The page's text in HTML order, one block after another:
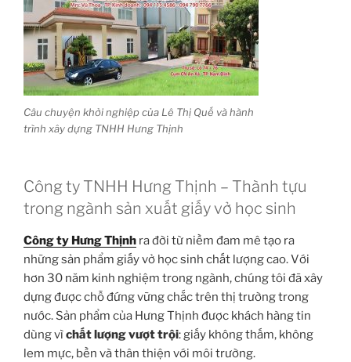
Câu chuyện khởi nghiệp của Lê Thị Quế và hành
trình xây dựng TNHH Hưng Thịnh
Công ty TNHH Hưng Thịnh – Thành tựu
trong ngành sản xuất giấy vở học sinh
Công ty Hưng Thịnh ra đời từ niềm đam mê tạo ra
những sản phẩm giấy vở học sinh chất lượng cao. Với
hơn 30 năm kinh nghiệm trong ngành, chúng tôi đã xây
dựng được chỗ đứng vững chắc trên thị trường trong
nước. Sản phẩm của Hưng Thịnh được khách hàng tin
dùng vìchất lượng vượt trội: giấy không thấm, không
lem mực, bền và thân thiện với môi trường.